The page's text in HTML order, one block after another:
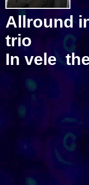
Allround
trio
In vele